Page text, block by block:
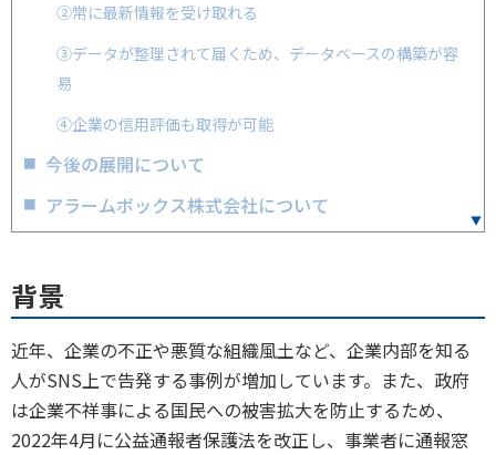
②常に最新情報を受け取れる
③データが整理されて届くため、データベースの構築が容
易
④企業の信用評価も取得が可能
今後の展開について
アラームボックス株式会社について
背景
近年、企業の不正や悪質な組織風土など、企業内部を知る
人がSNS上で告発する事例が増加しています。また、政府
は企業不祥事による国民への被害拡大を防止するため、
2022年4月に公益通報者保護法を改正し、事業者に通報窓